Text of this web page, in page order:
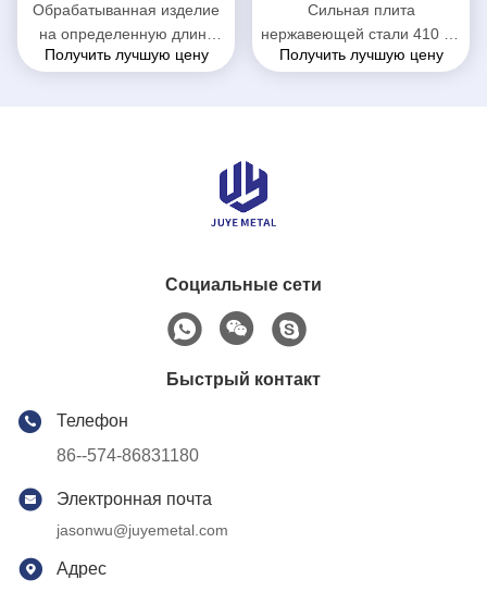
Обрабатыванная изделие
на определенную длину
таможня плиты
Получить лучшую цену
Сильная плита
нержавеющей стали 410 на
судоходство толщина
Получить лучшую цену
Социальные сети
Быстрый контакт
Телефон
86--574-86831180
Электронная почта
jasonwu@juyemetal.com
Адрес